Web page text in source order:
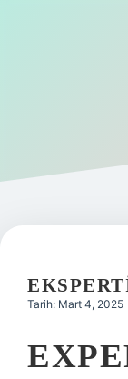
Gizlilik Politikası
Yasal Uyarı
Tarih: Mart 4, 2025